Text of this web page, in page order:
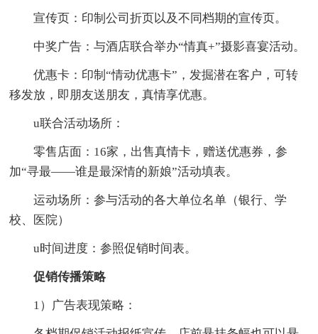
宣传页：印制公司折页以及不同档期的宣传页。
中奖广告：与酒店联合举办“情真+”摄影喜宴活动。
优惠卡：印制“情动优惠卡”，发掘潜在客户，可转
移发放，即朋友送朋友，真情享优惠。
u联合活动场所：
零售店面：16家，出售真情卡，赠送优惠券，参
加“寻最——谁是最深情的新娘”活动填表。
运动场所：参与活动的各大单位名单（银行、学
校、医院）
u时间进度：参照促销时间表。
促销传播策略
1）广告表现策略：